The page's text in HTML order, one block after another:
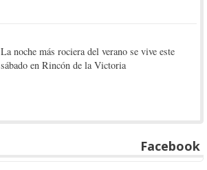
La noche más rociera del verano se vive este
sábado en Rincón de la Victoria
Facebook